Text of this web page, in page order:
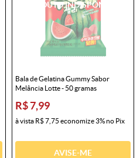
Bala de Gelatina Gummy Sabor
Melância Lotte - 50 gramas
R$ 7,99
à vista R$ 7,75 economize3%no Pix
AVISE-ME